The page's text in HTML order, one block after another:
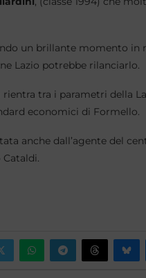
un brillante momento in
Lazio potrebbe rilanciarlo.
tra i parametri della
economici di Formello.
anche dall’agente del